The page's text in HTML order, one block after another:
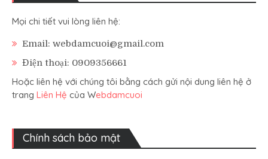
Mọi chi tiết vui lòng liên hệ:
Email: webdamcuoi@gmail.com
Điện thoại: 0909356661
Hoặc liên hệ với chúng tôi bằng cách gửi nội dung liên hệ ở
trang Liên Hệ của Webdamcuoi
Chính sách bảo mật